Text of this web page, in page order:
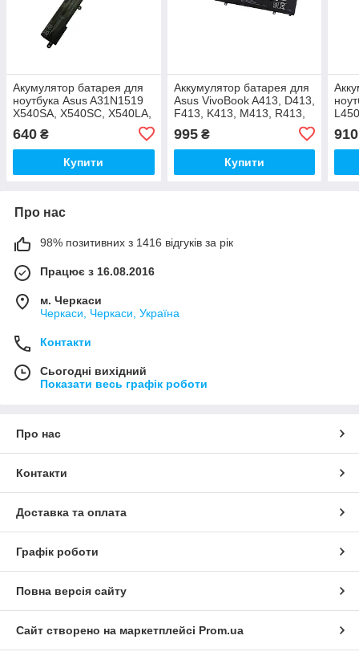
Акумулятор батарея для
ноутбука Asus A31N1519
X540SA, X540SC, X540LA,
X540LJ, X540YA, R540S,
A540LA, A540LJ
640 ₴
Купити
Аккумулятор батарея для
Asus VivoBook A413, D413,
F413, K413, M413, R413,
995₴
Купити
910
Про нас
98% позитивних з 1416 відгуків за рік
Працює з 16.08.2016
м. Черкаси
Черкаси, Черкаси, Україна
Контакти
Сьогодні вихідний
Показати весь графік роботи
Про нас
Контакти
Доставка та оплата
Графік роботи
Повна версія сайту
Сайт створено на маркетплейсі Prom.ua